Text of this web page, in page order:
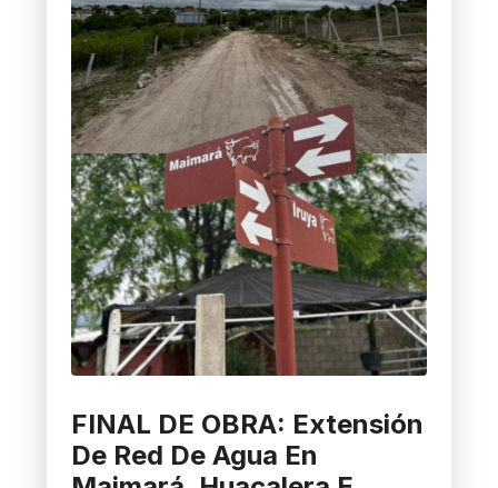
FINAL DE OBRA: Extensión
De Red De Agua En